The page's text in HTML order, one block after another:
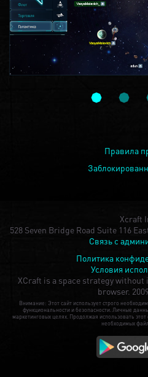
Правила
Xcraft
528 Seven Bridge Road Suite 116
Связь с
Политика
Условия
XCraft is a space strategy
browser.
Внимание: Этот сайт использует строго
функциональности и безопасности. Личные
маркетинговых целях. Продолжая использовать
необходимых